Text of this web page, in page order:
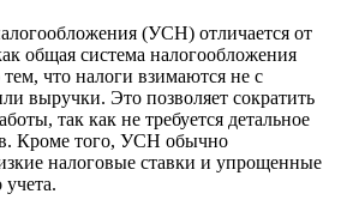
(УСН) отличается от
общая система налогообложения
что налоги взимаются не с
выручки. Это позволяет сократить
так как не требуется детальное
Кроме того, УСН обычно
налоговые ставки и упрощенные